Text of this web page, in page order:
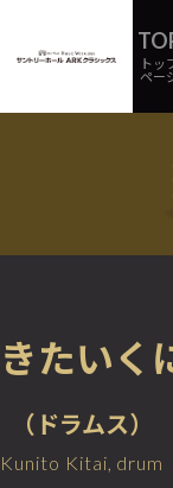
トッ
ペー
きたいく
（ドラムス）
Kunito Kitai, drum